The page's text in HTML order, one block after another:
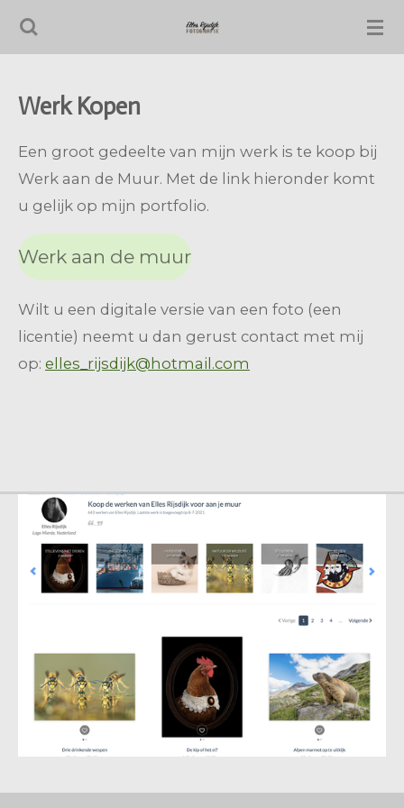
Ga
de
Werk Kopen
Een groot gedeelte van mijn werk is te koop bij
Werk aan de Muur. Met de link hieronder komt
u gelijk op mijn portfolio.
Werk aan de muur
Wilt u een digitale versie van een foto (een
licentie) neemt u dan gerust contact met mij
op: elles_rijsdijk@hotmail.com